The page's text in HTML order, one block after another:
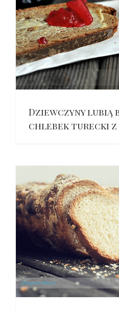
Dziewczyny lubią
chlebek turecki z